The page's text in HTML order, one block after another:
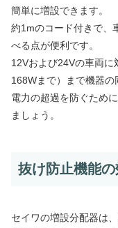
簡単に増設できます。
約1mのコード付きで、
べる点が便利です。
12Vおよび24Vの車両
168Wまで）まで機器の
電力の超過を防ぐため
ましょう。
抜け防止機能
セイワの増設分配器は